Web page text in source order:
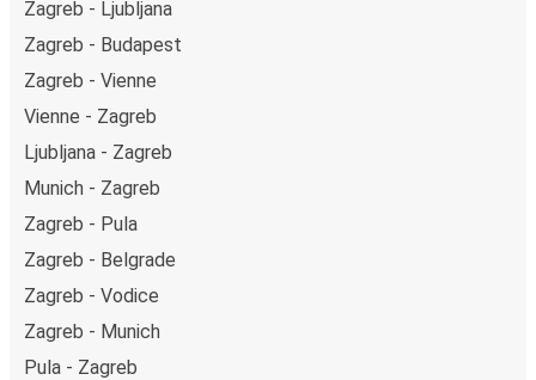
Zagreb - Ljubljana
Zagreb - Budapest
Zagreb - Vienne
Vienne - Zagreb
Ljubljana - Zagreb
Munich - Zagreb
Zagreb - Pula
Zagreb - Belgrade
Zagreb - Vodice
Zagreb - Munich
Pula - Zagreb